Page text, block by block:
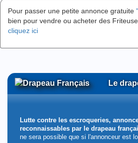
Pour passer une petite annonce gratuite
bien pour vendre ou acheter des
cliquez ici
Le
Lutte contre les escroqueries,
reconnaissables par le drapeau
ne sera possible que si l'annonceur est